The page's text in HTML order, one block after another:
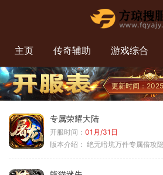
主页 传奇辅助 游戏综合
更新时间：
专属荣耀大陆
开服时间： 01月/31日
版本介绍： 绝无暗坑万件专属倍攻